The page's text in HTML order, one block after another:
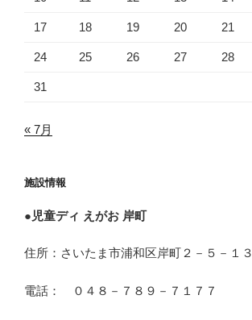
17 18 19 20 21
24 25 26 27 28
31
« 7月
施設情報
● 児童ディ えがお 岸町
住所：さいたま市浦和区岸町２－５－１３
電話： ０４８－７８９－７１７７